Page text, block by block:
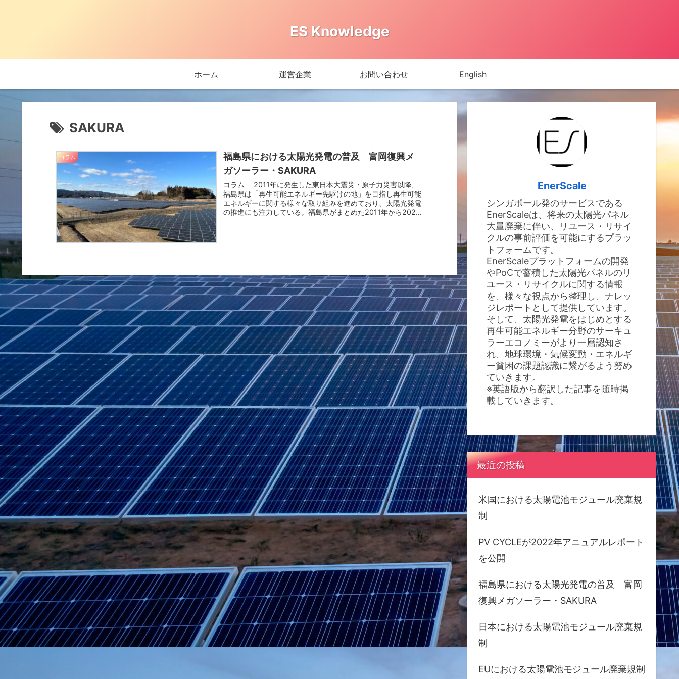
ES Knowledge
ホーム 運営企業 お問い合わせ English
SAKURA
コラム
福島県における太陽光発電の普及 富岡復興メ
ガソーラー・SAKURA
コラム 2011年に発生した東日本大震災・原子力災害以降、
福島県は「再生可能エネルギー先駆けの地」を目指し再生可能
エネルギーに関する様々な取り組みを進めており、太陽光発電
の推進にも注力している。福島県がまとめた2011年から2021
EnerScale
シンガポール発のサービスである
EnerScaleは、将来の太陽光パネル
大量廃棄に伴い、リユース・リサイ
クルの事前評価を可能にするプラッ
トフォームです。
EnerScaleプラットフォームの開発
やPoCで蓄積した太陽光パネルのリ
ユース・リサイクルに関する情報
を、様々な視点から整理し、ナレッ
ジレポートとして提供しています。
そして、太陽光発電をはじめとする
再生可能エネルギー分野のサーキュ
ラーエコノミーがより一層認知さ
れ、地球環境・気候変動・エネルギ
ー貧困の課題認識に繋がるよう努め
ていきます。
※英語版から翻訳した記事を随時掲
載していきます。
最近の投稿
米国における太陽電池モジュール廃棄規
制
PV CYCLEが2022年アニュアルレポート
を公開
福島県における太陽光発電の普及 富岡
復興メガソーラー・SAKURA
日本における太陽電池モジュール廃棄規
制
EUにおける太陽電池モジュール廃棄規制